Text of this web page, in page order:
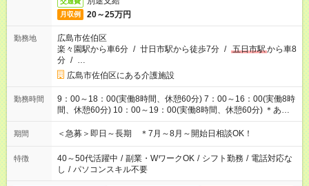
月収例 20～25万円
勤務地
広島市佐伯区
楽々園駅から車6分 / 廿日市駅から徒歩7分 / 五日市駅から車8
分 / …
広島市佐伯区にある介護施設
勤務時間
9：00～18：00(実働8時間、休憩60分) 7：00～16：00(実働8時
間、休憩60分) 10：00～19：00(実働8時間、休憩60分) ＊あな
たの希望をお伺いします！
期間 ＜急募＞即日～長期 ＊7月～8月～開始日相談OK！
特徴 40～50代活躍中 / 副業・WワークOK / シフト勤務 / 電話対応な
し / パソコンスキル不要